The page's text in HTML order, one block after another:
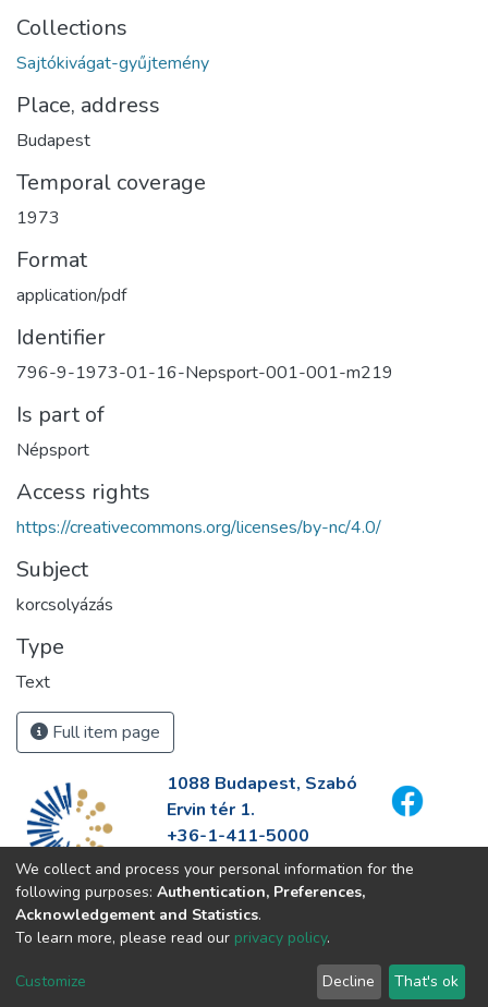
Collections
Sajtókivágat-gyűjtemény
Place, address
Budapest
Temporal coverage
1973
Format
application/pdf
Identifier
796-9-1973-01-16-Nepsport-001-001-m219
Is part of
Népsport
Access rights
https://creativecommons.org/licenses/by-nc/4.0/
Subject
korcsolyázás
Type
Text
Full item page
1088 Budapest, Szabó
Ervin tér 1.
+36-1-411-5000
info@fszek.hu
https://fszek.hu
We collect and process your personal information for the
following purposes: Authentication, Preferences,
Acknowledgement and Statistics.
To learn more, please read our privacy policy.
Customize Decline That's ok